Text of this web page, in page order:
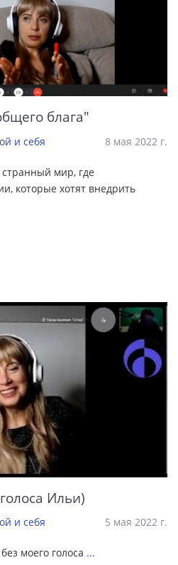
блага"
и себя 8 мая 2022 г.
мир, где
которые хотят внедрить
Ильи)
и себя 5 мая 2022 г.
моего голоса ...